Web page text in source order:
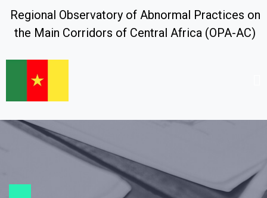
Regional Observatory of Abnormal Practices on
the Main Corridors of Central Africa (OPA-AC)
Foire aux questions